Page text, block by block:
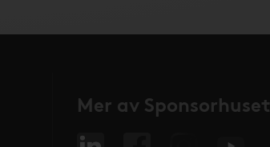
Mer av Sponsorhuset